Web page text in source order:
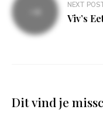
NEXT
Viv’s
Dit vind je